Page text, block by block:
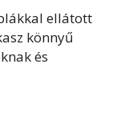
ellátott
könnyű
és